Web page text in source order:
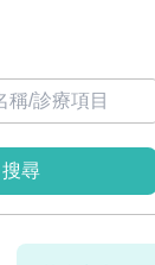
搜尋